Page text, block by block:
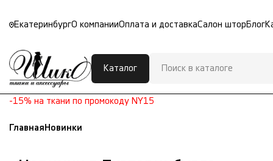
ЕкатеринбургО компанииОплата и доставкаСалон штор Блог
Каталог
-15% на ткани по промокоду NY15
Главная Новинки